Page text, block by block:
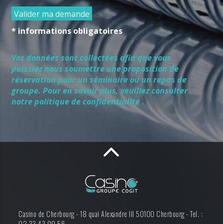
Valider ma demande
* informations obligatoires
Vos données sont collectées afin que vous
puissiez nous soumettre une proposition de
réservation pour un séminaire ou un repas de
groupe. Pour en savoir plus, veuillez consulter
notre politique de confidentialité .
Casino de Cherbourg -18 quai Alexandre III 50100 Cherbourg-Tel. :